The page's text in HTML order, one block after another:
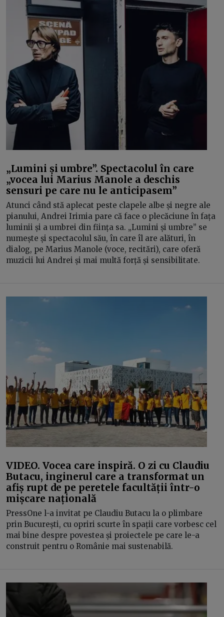
„Lumini și umbre”. Spectacolul în care
„vocea lui Marius Manole a deschis
sensuri pe care nu le anticipasem”
Atunci când stă aplecat peste clapele albe și negre ale
pianului, Andrei Irimia pare că face o plecăciune în fața
luminii și a umbrei din ființa sa. „Lumini și umbre” se
numește și spectacolul său, în care îl are alături, în
dialog, pe Marius Manole (voce, recitări), care oferă
muzicii lui Andrei și mai multă forță și sensibilitate.
VIDEO. Vocea care inspiră. O zi cu Claudiu
Butacu, inginerul care a transformat un
afiș rupt de pe peretele facultății într-o
mișcare națională
PressOne l-a invitat pe Claudiu Butacu la o plimbare
prin București, cu opriri scurte în spații care vorbesc cel
mai bine despre povestea și proiectele pe care le-a
construit pentru o Românie mai sustenabilă.